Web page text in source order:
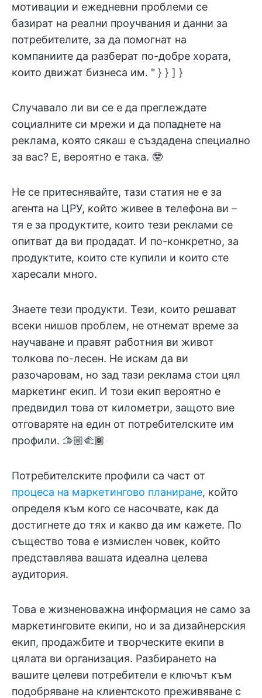
мотивации и ежедневни проблеми се
базират на реални проучвания и данни за
потребителите, за да помогнат на
компаниите да разберат по-добре хората,
които движат бизнеса им. " } } ] }
Случавало ли ви се е да преглеждате
социалните си мрежи и да попаднете на
реклама, която сякаш е създадена специално
за вас? Е, вероятно е така. 🤓
Не се притеснявайте, тази статия не е за
агента на ЦРУ, който живее в телефона ви –
тя е за продуктите, които тези реклами се
опитват да ви продадат. И по-конкретно, за
продуктите, които сте купили и които сте
харесали много.
Знаете тези продукти. Тези, които решават
всеки нишов проблем, не отнемат време за
научаване и правят работния ви живот
толкова по-лесен. Не искам да ви
разочаровам, но зад тази реклама стои цял
маркетинг екип. И този екип вероятно е
предвидил това от километри, защото вие
отговаряте на един от потребителските им
профили. 🫱🏼‍🫲🏾
Потребителските профили са част от
процеса на маркетингово планиране, който
определя към кого се насочвате, как да
достигнете до тях и какво да им кажете. По
същество това е измислен човек, който
представлява вашата идеална целева
аудитория.
Това е жизненоважна информация не само за
маркетинговите екипи, но и за дизайнерския
екип, продажбите и творческите екипи в
цялата ви организация. Разбирането на
вашите целеви потребители е ключът към
подобряване на клиентското преживяване с